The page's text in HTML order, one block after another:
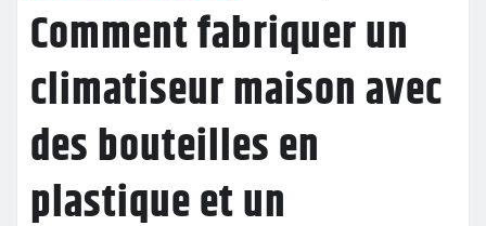
Comment fabriquer un
climatiseur maison avec
des bouteilles en
plastique et un